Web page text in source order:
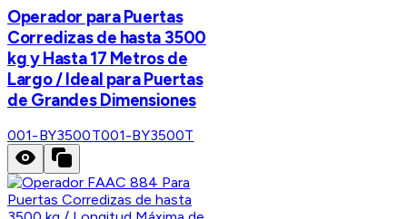
Operador para Puertas
Corredizas de hasta 3500
kg y Hasta 17 Metros de
Largo / Ideal para Puertas
de Grandes Dimensiones
001-BY3500T001-BY3500T